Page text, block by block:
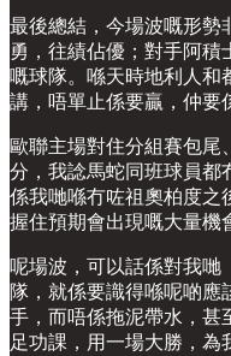
最後總結，今場波嘅形勢
勇，往績佔優；對手阿積
嘅球隊。喺天時地利人和
講，唔單止係要贏，仲要
歐聯主場對住分組賽包尾
分，我諗馬蛇同班球員都
係我哋喺冇咗祖奧柏度之
握住預期會出現嘅大量機
呢場波，可以話係對我哋
隊，就係要識得喺呢啲應
手，而唔係拖泥帶水，甚
足功課，用一場大勝，為